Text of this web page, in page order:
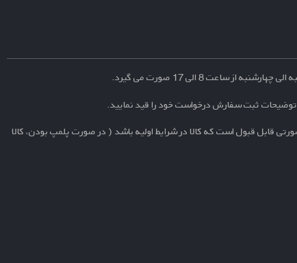
از ساعت 8 الی 17 صورت می گیرد.
ثبت سفارش درخواست خود را قید نمایید.
قابل قبول است که کالا در شرایط اولیه باشد ( در صورت پلمپ بودن، کالا